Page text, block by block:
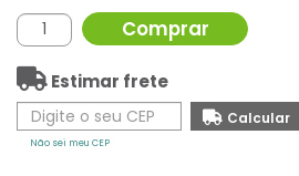
Comprar
Estimar frete
Não sei meu CEP